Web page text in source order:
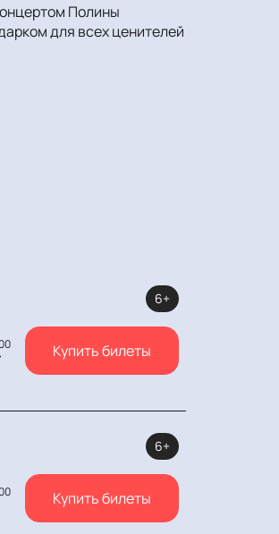
Полины
для всех ценителей
6+
Купить билеты
6+
Купить билеты